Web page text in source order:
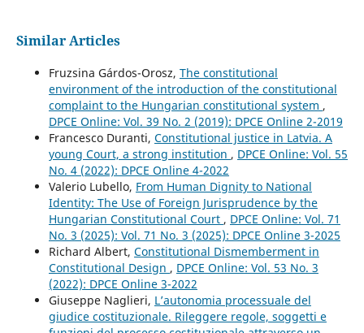
Similar Articles
Fruzsina Gárdos-Orosz, The constitutional
environment of the introduction of the constitutional
complaint to the Hungarian constitutional system ,
DPCE Online: Vol. 39 No. 2 (2019): DPCE Online 2-2019
Francesco Duranti, Constitutional justice in Latvia. A
young Court, a strong institution , DPCE Online: Vol. 55
No. 4 (2022): DPCE Online 4-2022
Valerio Lubello, From Human Dignity to National
Identity: The Use of Foreign Jurisprudence by the
Hungarian Constitutional Court , DPCE Online: Vol. 71
No. 3 (2025): Vol. 71 No. 3 (2025): DPCE Online 3-2025
Richard Albert, Constitutional Dismemberment in
Constitutional Design , DPCE Online: Vol. 53 No. 3
(2022): DPCE Online 3-2022
Giuseppe Naglieri, L’autonomia processuale del
giudice costituzionale. Rileggere regole, soggetti e